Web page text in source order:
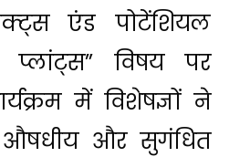
एंड पोटेंशियल
विषय पर
में विशेषज्ञों ने
औषधीय और सुगंधित